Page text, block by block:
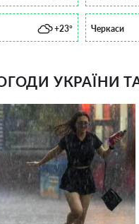
+23° Черкаси
УКРАЇНИ